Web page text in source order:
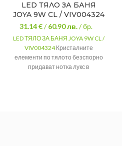
LED ТЯЛО ЗА БАНЯ
JOYA 9W CL / VIV004324
31.14 €/60.90лв./ бр.
LED ТЯЛО ЗА БАНЯ JOYA 9W CL /
VIV004324Кристалните
елементи по тялото безспорно
придават нотка лукс в